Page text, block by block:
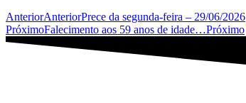
AnteriorAnteriorPrece da segunda-feira – 29/06/2026
PróximoFalecimento aos 59 anos de idade…Próximo